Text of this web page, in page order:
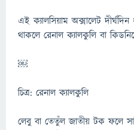
এই ক্যালসিয়াম অক্সালেট
থাকলে রেনাল ক্যালকুলি বা
￼
চিত্র: রেনাল ক্যালকুলি
লেবু বা তেতুঁল জাতীয় টক ফলে